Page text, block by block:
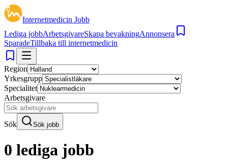
Internetmedicin Jobb
Lediga jobbArbetsgivareSkapa bevakningAnnonsera
SparadeTillbaka till internetmedicin
Region
Yrkesgrupp
Specialitet
Arbetsgivare
Sök Sök jobb
0 lediga jobb